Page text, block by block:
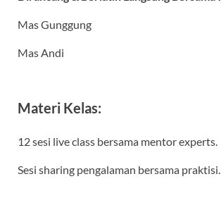
Mas Gunggung
Mas Andi
Materi Kelas:
12 sesi live class bersama mentor experts.
Sesi sharing pengalaman bersama praktisi.